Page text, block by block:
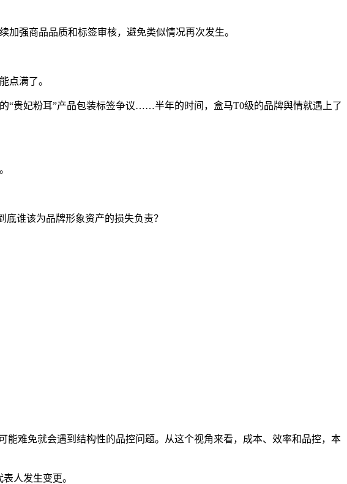
强商品品质和标签审核，避免类似情况再次发生。
点满了。
“贵妃粉耳”产品包装标签争议……半年的时间，盒马T0级的品牌舆情就遇上了
谁该为品牌形象资产的损失负责？
难免就会遇到结构性的品控问题。从这个视角来看，成本、效率和品控，本
人发生变更。